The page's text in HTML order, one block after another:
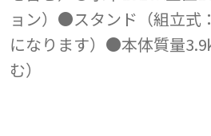
ョン）●スタンド（組立式
になります）●本体質量
む）